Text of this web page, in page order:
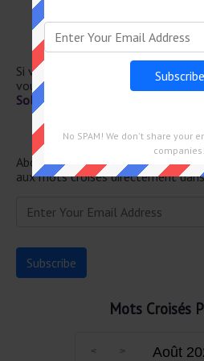
Embou– chure de fleuve
Bois de cervidé
Si vous avez déjà résolu cet
vous recherchez le message
Solution 20 Minutes Mots Fléchés
Abonnez-vous ci-dessous et
aux mots croisés directement
Mots Croisés
Août
No SPAM! We don't share your
companies!